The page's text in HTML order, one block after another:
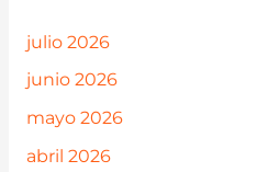
julio 2026
junio 2026
mayo 2026
abril 2026